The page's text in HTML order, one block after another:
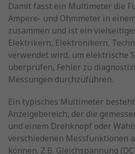
Damit fasst ein Multimeter die
Ampere- und Ohmmeter in
zusammen und ist ein
Elektrikern, Elektronikern,
verwendet wird, um elektrische
überprüfen, Fehler zu
Messungen durchzuführen.
Ein typisches Multimeter
Anzeigebereich, der die
und einem Drehknopf oder
verschiedenen Messfunktionen
können. Z.B. Gleichspannung